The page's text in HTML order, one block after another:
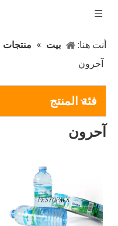
أنت هنا: بيت » منتجات
آحرون
فئة المنتج
آحرون